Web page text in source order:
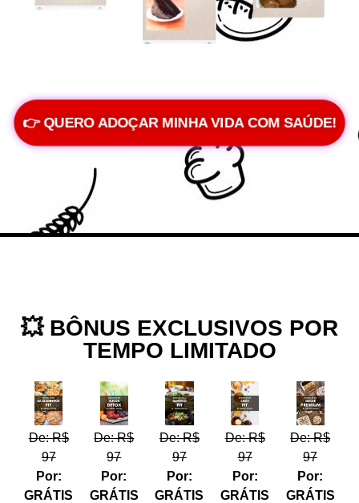
👉 QUERO ADOÇAR MINHA VIDA COM SAÚDE!
💥 BÔNUS EXCLUSIVOS POR
TEMPO LIMITADO
De: R$
97
Por:
GRÁTIS
De: R$
97
Por:
GRÁTIS
De: R$
97
Por:
GRÁTIS
De: R$
97
Por:
GRÁTIS
De: R$
97
Por:
GRÁTIS